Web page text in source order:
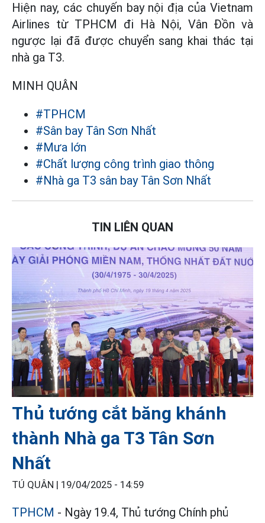
Hiện nay, các chuyến bay nội địa của Vietnam
Airlines từ TPHCM đi Hà Nội, Vân Đồn và
ngược lại đã được chuyển sang khai thác tại
nhà ga T3.
MINH QUÂN
#TPHCM
#Sân bay Tân Sơn Nhất
#Mưa lớn
#Chất lượng công trình giao thông
#Nhà ga T3 sân bay Tân Sơn Nhất
TIN LIÊN QUAN
Thủ tướng cắt băng khánh
thành Nhà ga T3 Tân Sơn
Nhất
TÚ QUÂN | 19/04/2025 - 14:59
TPHCM - Ngày 19.4, Thủ tướng Chính phủ